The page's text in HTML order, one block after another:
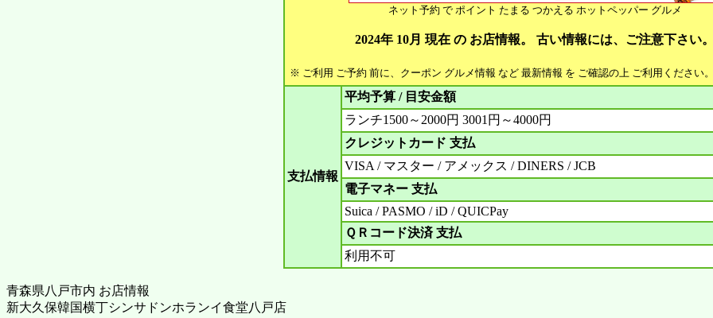
ネット予約 で ポイント たまる つかえる ホットペッパー グルメ
2024年 10月 現在 の お店情報。 古い情報には、ご注意下さい
※ ご利用 ご予約 前に、クーポン グルメ情報 など 最新情報 を ご確認の上 ご利用ください
支払情報
平均予算 / 目安金額
ランチ1500～2000円 3001円～4000円
クレジットカード 支払
VISA / マスター / アメックス / DINERS / JCB
電子マネー 支払
Suica / PASMO / iD / QUICPay
ＱＲコード決済 支払
利用不可
青森県八戸市内 お店情報
新大久保韓国横丁シンサドンホランイ食堂八戸店